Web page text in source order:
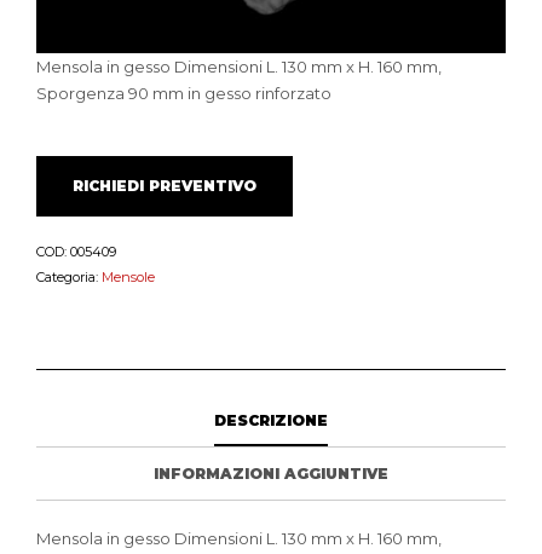
Mensola in gesso Dimensioni L. 130 mm x H. 160 mm,
Sporgenza 90 mm in gesso rinforzato
RICHIEDI PREVENTIVO
COD: 005409
Categoria: Mensole
DESCRIZIONE
INFORMAZIONI AGGIUNTIVE
Mensola in gesso Dimensioni L. 130 mm x H. 160 mm,